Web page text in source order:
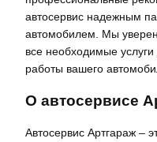
автосервис надежным
автомобилем. Мы
все необходимые
работы вашего
О автосервисе
Автосервис Артгараж –